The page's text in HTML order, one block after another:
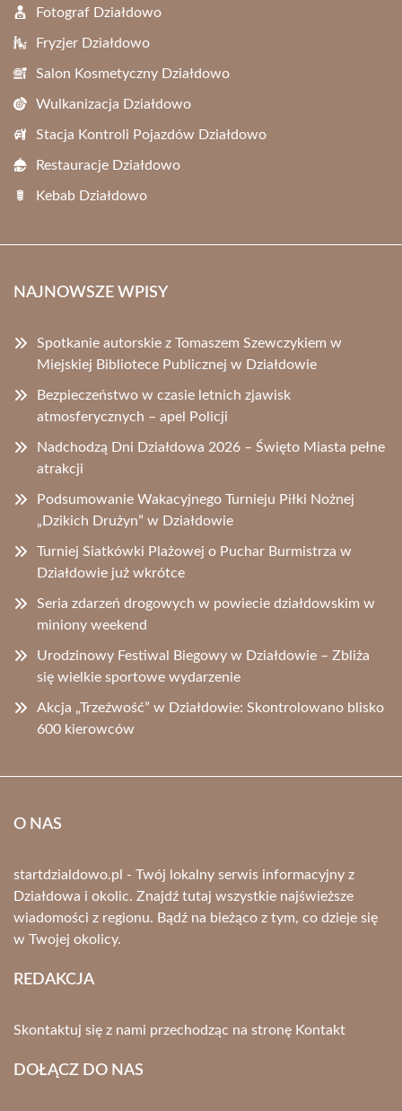
Fotograf Działdowo
Fryzjer Działdowo
Salon Kosmetyczny Działdowo
Wulkanizacja Działdowo
Stacja Kontroli Pojazdów Działdowo
Restauracje Działdowo
Kebab Działdowo
NAJNOWSZE WPISY
Spotkanie autorskie z Tomaszem Szewczykiem w
Miejskiej Bibliotece Publicznej w Działdowie
Bezpieczeństwo w czasie letnich zjawisk
atmosferycznych – apel Policji
Nadchodzą Dni Działdowa 2026 – Święto Miasta pełne
atrakcji
Podsumowanie Wakacyjnego Turnieju Piłki Nożnej
„Dzikich Drużyn” w Działdowie
Turniej Siatkówki Plażowej o Puchar Burmistrza w
Działdowie już wkrótce
Seria zdarzeń drogowych w powiecie działdowskim w
miniony weekend
Urodzinowy Festiwal Biegowy w Działdowie – Zbliża
się wielkie sportowe wydarzenie
Akcja „Trzeźwość” w Działdowie: Skontrolowano blisko
600 kierowców
O NAS
startdzialdowo.pl - Twój lokalny serwis informacyjny z
Działdowa i okolic. Znajdź tutaj wszystkie najświeższe
wiadomości z regionu. Bądź na bieżąco z tym, co dzieje się
w Twojej okolicy.
REDAKCJA
Skontaktuj się z nami przechodząc na stronę Kontakt
DOŁĄCZ DO NAS